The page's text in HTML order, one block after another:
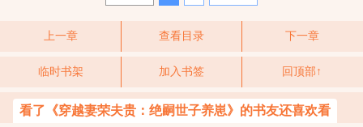
上一章 查看目录 下一章
临时书架 加入书签 回顶部↑
看了《穿越妻荣夫贵：绝嗣世子养崽》的书友还喜欢看